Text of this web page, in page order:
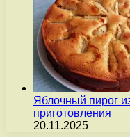
Яблочный пирог
приготовления
20.11.2025